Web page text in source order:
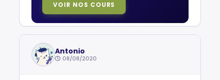
VOIR NOS COURS
Antonio
08/08/2020